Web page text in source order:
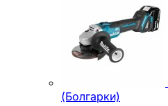
(Болгарки)